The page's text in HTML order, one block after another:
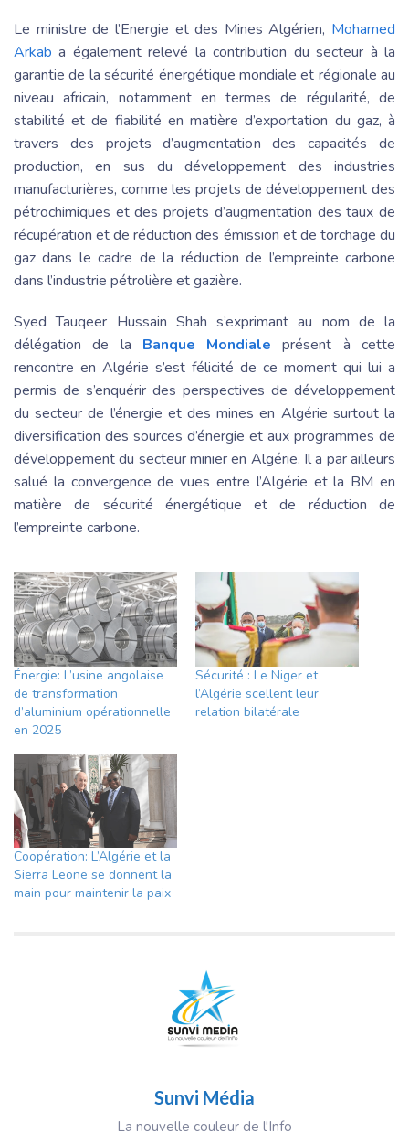
Le ministre de l’Energie et des Mines Algérien, Mohamed
Arkab a également relevé la contribution du secteur à la
garantie de la sécurité énergétique mondiale et régionale au
niveau africain, notamment en termes de régularité, de
stabilité et de fiabilité en matière d’exportation du gaz, à
travers des projets d’augmentation des capacités de
production, en sus du développement des industries
manufacturières, comme les projets de développement des
pétrochimiques et des projets d’augmentation des taux de
récupération et de réduction des émission et de torchage du
gaz dans le cadre de la réduction de l’empreinte carbone
dans l’industrie pétrolière et gazière.
Syed Tauqeer Hussain Shah s’exprimant au nom de la
délégation de la Banque Mondialeprésent à cette
rencontre en Algérie s’est félicité de ce moment qui lui a
permis de s’enquérir des perspectives de développement
du secteur de l’énergie et des mines en Algérie surtout la
diversification des sources d’énergie et aux programmes de
développement du secteur minier en Algérie. Il a par ailleurs
salué la convergence de vues entre l’Algérie et la BM en
matière de sécurité énergétique et de réduction de
l’empreinte carbone.
Énergie: L’usine angolaise
de transformation
d’aluminium opérationnelle
en 2025
Sécurité : Le Niger et
l’Algérie scellent leur
relation bilatérale
Coopération: L’Algérie et la
Sierra Leone se donnent la
main pour maintenir la paix
Sunvi Média
La nouvelle couleur de l'Info